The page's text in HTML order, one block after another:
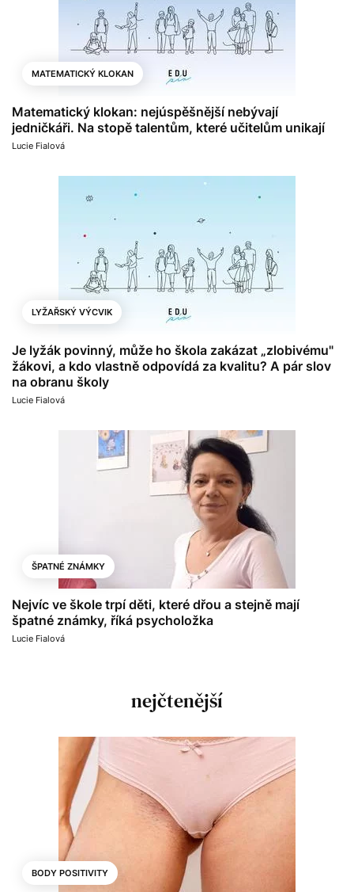
MATEMATICKÝ KLOKAN
Matematický klokan: nejúspěšnější nebývají
jedničkáři. Na stopě talentům, které učitelům unikají
Lucie Fialová
LYŽAŘSKÝ VÝCVIK
Je lyžák povinný, může ho škola zakázat „zlobivému"
žákovi, a kdo vlastně odpovídá za kvalitu? A pár slov
na obranu školy
Lucie Fialová
ŠPATNÉ ZNÁMKY
Nejvíc ve škole trpí děti, které dřou a stejně mají
špatné známky, říká psycholožka
Lucie Fialová
nejčtenější
BODY POSITIVITY